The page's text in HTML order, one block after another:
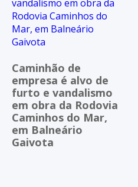
Caminhão de
empresa é alvo de
furto e vandalismo
em obra da Rodovia
Caminhos do Mar,
em Balneário
Gaivota